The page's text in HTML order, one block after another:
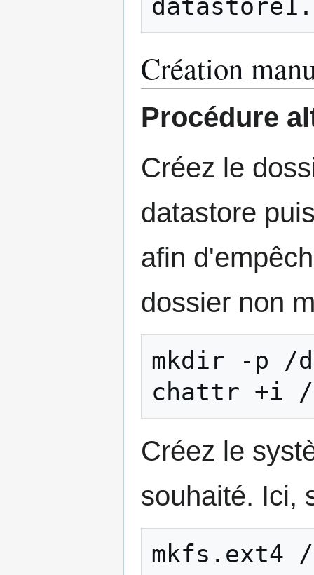
Création
Procédure
Créez le
datastore
afin
dossier non
mkdir -p /
Créez le
souhaité. Ici,
mkfs.ext4 /